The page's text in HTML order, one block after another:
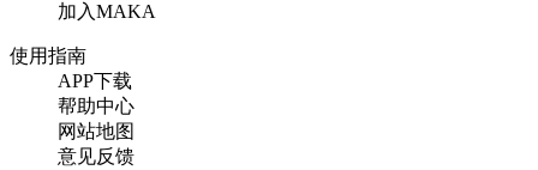
加入MAKA
使用指南
APP下载
帮助中心
网站地图
意见反馈